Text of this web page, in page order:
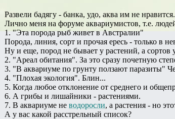
Развели бадягу - банка, удо, аква им не нравится.
Лично меня на форуме аквариумистов, т.е.
1. "Эта порода рыб живет в Австралии"
Порода, линия, сорт и прочая ересь - только в
Ну и еще, пород не бывает у растений, а сортов
2. "Ареал обитания". За это сразу почетную
3. "В аквариуме по грунту ползают паразиты"
4. "Плохая экология". Блин...
5. Когда любое отклонение от среднего и
6. А грибы и лишайники - растениями.
7. В аквариуме не водоросли, а растения - но
А у вас какой расстрельный список?